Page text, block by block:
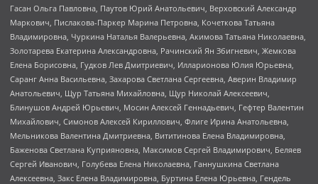
Гасан Ольга Павловна, Паутов Юрий Анатольевич, Верховский Александр
Маркович, Пислакова-Паркер Марина Петровна, Кочеткова Татьяна
Владимировна, Чуркина Наталья Валерьевна, Акимова Татьяна Николаевна,
Золотарева Екатерина Александровна, Рачинский Ян Збигневич, Жемкова
Елена Борисовна, Гудков Лев Дмитриевич, Илларионова Юлия Юрьевна,
Саранг Анна Васильевна, Захарова Светлана Сергеевна, Аверин Владимир
Анатольевич, Щур Татьяна Михайловна, Щур Николай Алексеевич,
Блинушов Андрей Юрьевич, Мосин Алексей Геннадьевич, Гефтер Валентин
Михайлович, Симонов Алексей Кириллович, Флиге Ирина Анатольевна,
Мельникова Валентина Дмитриевна, Вититинова Елена Владимировна,
Баженова Светлана Куприяновна, Максимов Сергей Владимирович, Беляев
Сергей Иванович, Голубева Елена Николаевна, Ганнушкина Светлана
Алексеевна, Закс Елена Владимировна, Буртина Елена Юрьевна, Гендель